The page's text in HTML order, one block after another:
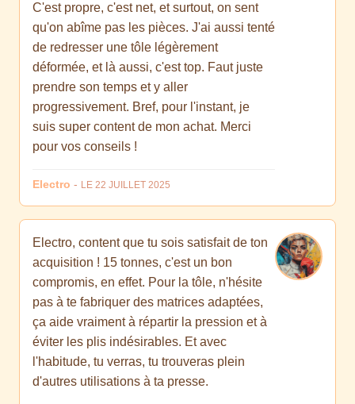
C'est propre, c'est net, et surtout, on sent
qu'on abîme pas les pièces. J'ai aussi tenté
de redresser une tôle légèrement
déformée, et là aussi, c'est top. Faut juste
prendre son temps et y aller
progressivement. Bref, pour l'instant, je
suis super content de mon achat. Merci
pour vos conseils !
Electro - LE 22 JUILLET 2025
Electro, content que tu sois satisfait de ton
acquisition ! 15 tonnes, c'est un bon
compromis, en effet. Pour la tôle, n'hésite
pas à te fabriquer des matrices adaptées,
ça aide vraiment à répartir la pression et à
éviter les plis indésirables. Et avec
l'habitude, tu verras, tu trouveras plein
d'autres utilisations à ta presse.